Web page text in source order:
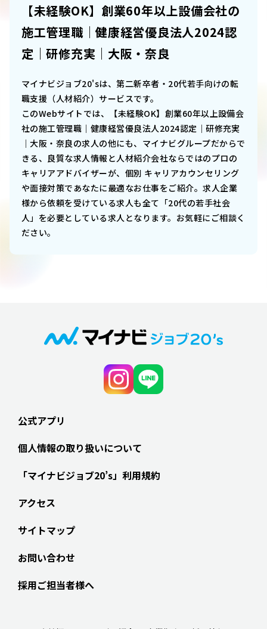
【未経験OK】創業60年以上設備会社の
施工管理職｜健康経営優良法人2024認
定｜研修充実｜大阪・奈良
マイナビジョブ20'sは、第二新卒者・20代若手向けの転
職支援（人材紹介）サービスです。
このWebサイトでは、
【未経験OK】創業60年以上設備会
社の施工管理職｜健康経営優良法人2024認定｜研修充実
｜大阪・奈良の求人の他にも、マイナビグループだからで
きる、良質な求人情報と人材紹介会社ならではのプロの
キャリアアドバイザーが、個別 キャリアカウンセリング
や面接対策であなたに最適なお仕事をご紹介。求人企業
様から依頼を受けている求人も全て「20代の若手社会
人」を必要としている求人となります。お気軽にご相談く
ださい。
公式アプリ
個人情報の取り扱いについて
「マイナビジョブ20’s」利用規約
アクセス
サイトマップ
お問い合わせ
採用ご担当者様へ